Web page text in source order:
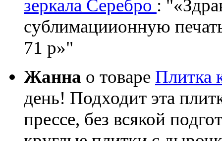
зеркала Серебро :
сублимациионную
71 р»
Жанна о товаре Плитка
день! Подходит эта
прессе, без всякой